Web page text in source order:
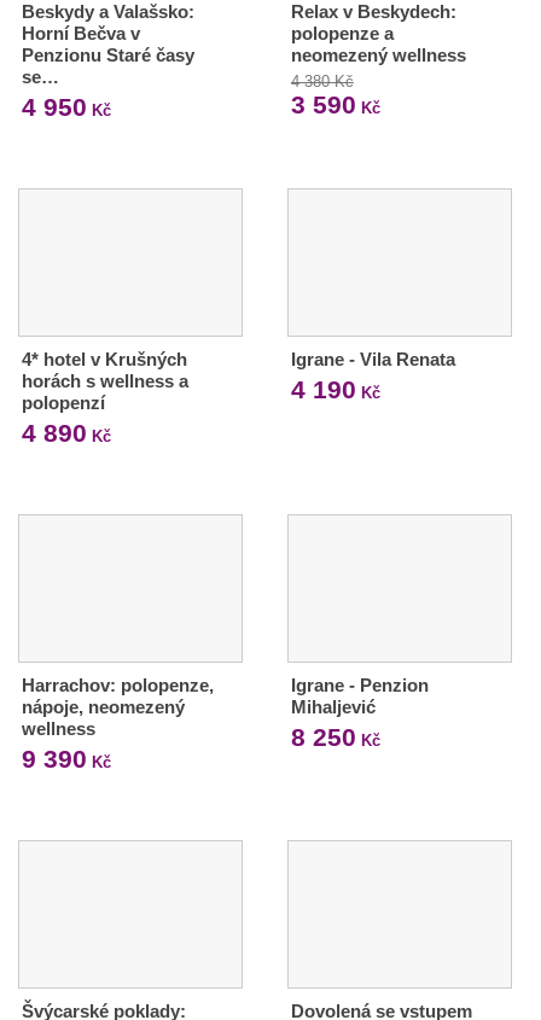
Beskydy a Valašsko:
Horní Bečva v
Penzionu Staré časy
se…
4 950 Kč
Relax v Beskydech:
polopenze a
neomezený wellness
4 380 Kč
3 590 Kč
4* hotel v Krušných
horách s wellness a
polopenzí
4 890 Kč
Igrane - Vila Renata
4 190 Kč
Harrachov: polopenze,
nápoje, neomezený
wellness
9 390 Kč
Igrane - Penzion
Mihaljević
8 250 Kč
Švýcarské poklady:
Dovolená se vstupem